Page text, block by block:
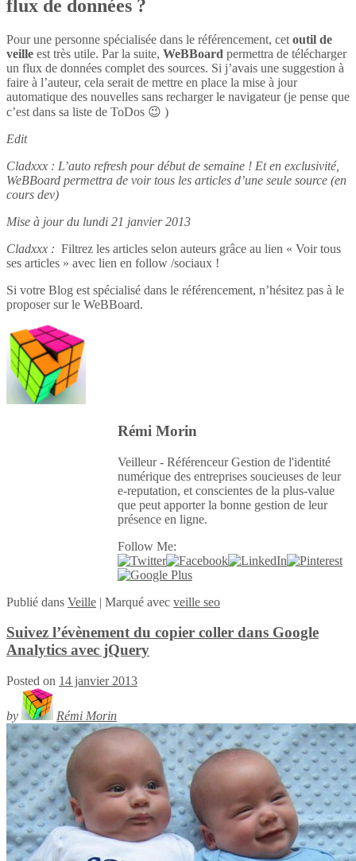
flux de données ?
Pour une personne spécialisée dans le référencement, cet outil de
veille est très utile. Par la suite, WeBBoard permettra de télécharger
un flux de données complet des sources. Si j’avais une suggestion à
faire à l’auteur, cela serait de mettre en place la mise à jour
automatique des nouvelles sans recharger le navigateur (je pense que
c’est dans sa liste de ToDos 😉 )
Edit
Cladxxx : L’auto refresh pour début de semaine ! Et en exclusivité,
WeBBoard permettra de voir tous les articles d’une seule source (en
cours dev)
Mise à jour du lundi 21 janvier 2013
Cladxxx : Filtrez les articles selon auteurs grâce au lien « Voir tous
ses articles » avec lien en follow /sociaux !
Si votre Blog est spécialisé dans le référencement, n’hésitez pas à le
proposer sur le WeBBoard.
Rémi Morin
Veilleur - Référenceur Gestion de l'identité
numérique des entreprises soucieuses de leur
e-reputation, et conscientes de la plus-value
que peut apporter la bonne gestion de leur
présence en ligne.
Follow Me:
Publié dans Veille | Marqué avec veille seo
Suivez l’évènement du copier coller dans Google
Analytics avec jQuery
Posted on 14 janvier 2013
by Rémi Morin